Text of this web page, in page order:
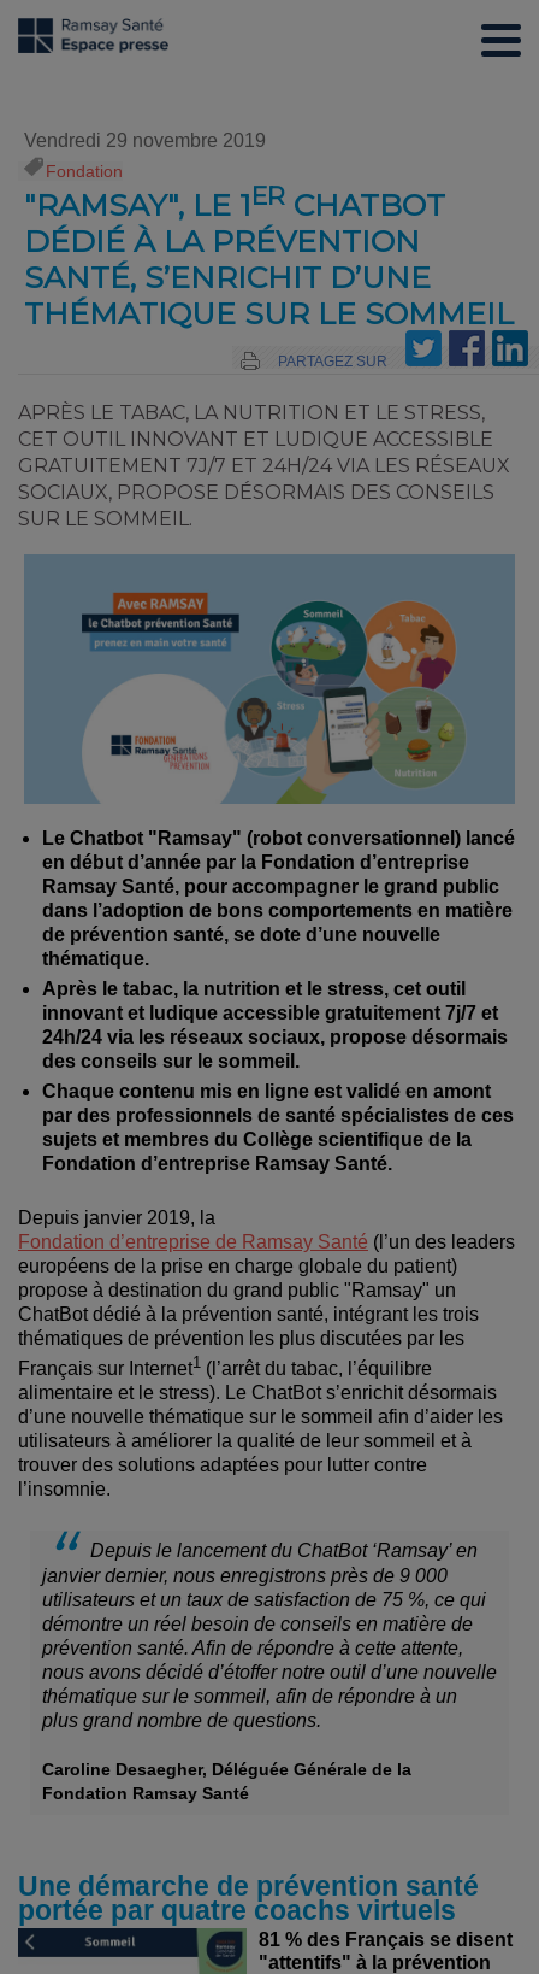
Vendredi 29 novembre 2019
Fondation
"RAMSAY", LE 1ER CHATBOT
DÉDIÉ À LA PRÉVENTION
SANTÉ, S’ENRICHIT D’UNE
THÉMATIQUE SUR LE SOMMEIL
PARTAGEZ SUR
APRÈS LE TABAC, LA NUTRITION ET LE STRESS,
CET OUTIL INNOVANT ET LUDIQUE ACCESSIBLE
GRATUITEMENT 7J/7 ET 24H/24 VIA LES RÉSEAUX
SOCIAUX, PROPOSE DÉSORMAIS DES CONSEILS
SUR LE SOMMEIL.
Le Chatbot "Ramsay" (robot conversationnel) lancé
en début d’année par la Fondation d’entreprise
Ramsay Santé, pour accompagner le grand public
dans l’adoption de bons comportements en matière
de prévention santé, se dote d’une nouvelle
thématique.
Après le tabac, la nutrition et le stress, cet outil
innovant et ludique accessible gratuitement 7j/7 et
24h/24 via les réseaux sociaux, propose désormais
des conseils sur le sommeil.
Chaque contenu mis en ligne est validé en amont
par des professionnels de santé spécialistes de ces
sujets et membres du Collège scientifique de la
Fondation d’entreprise Ramsay Santé.
Depuis janvier 2019, la
Fondation d’entreprise de Ramsay Santé (l’un des leaders
européens de la prise en charge globale du patient)
propose à destination du grand public "Ramsay" un
ChatBot dédié à la prévention santé, intégrant les trois
thématiques de prévention les plus discutées par les
Français sur Internet1 (l’arrêt du tabac, l’équilibre
alimentaire et le stress). Le ChatBot s’enrichit désormais
d’une nouvelle thématique sur le sommeil afin d’aider les
utilisateurs à améliorer la qualité de leur sommeil et à
trouver des solutions adaptées pour lutter contre
l’insomnie.
Depuis le lancement du ChatBot ‘Ramsay’ en
janvier dernier, nous enregistrons près de 9 000
utilisateurs et un taux de satisfaction de 75 %, ce qui
démontre un réel besoin de conseils en matière de
prévention santé. Afin de répondre à cette attente,
nous avons décidé d’étoffer notre outil d’une nouvelle
thématique sur le sommeil, afin de répondre à un
plus grand nombre de questions.
Caroline Desaegher, Déléguée Générale de la
Fondation Ramsay Santé
Une démarche de prévention santé
portée par quatre coachs virtuels
81 % des Français se disent
"attentifs" à la prévention